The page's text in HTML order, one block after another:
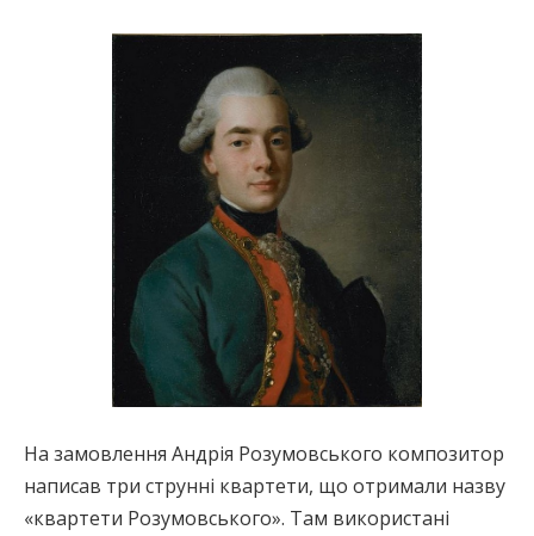
На замовлення Андрія Розумовського композитор
написав три струнні квартети, що отримали назву
«квартети Розумовського». Там використані